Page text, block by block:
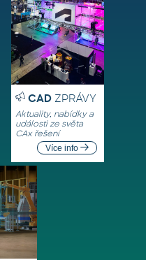
CADZPRÁVY
Aktuality, nabídky a
události ze světa
CAx řešení
Více info